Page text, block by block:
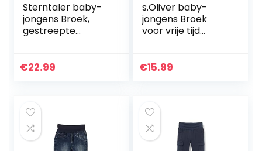
Sterntaler baby-
jongens Broek,
gestreepte
€22.99
s.Oliver baby-
jongens Broek
voor vrije tijd
€15.99